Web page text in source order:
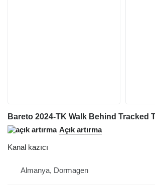
Bareto 2024-TK Walk Behind Tracked
Açık artırma
Kanal kazıcı
Almanya, Dormagen